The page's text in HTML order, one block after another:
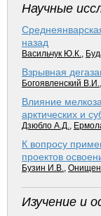
Научные
назад
Васильчук Ю.К.,
Взрывная
Богоявленский В.И.,
Влияние
арк­тических и
Дзюбло А.Д.,
К вопросу
проектов
Бузин И.В.,
Изучение и